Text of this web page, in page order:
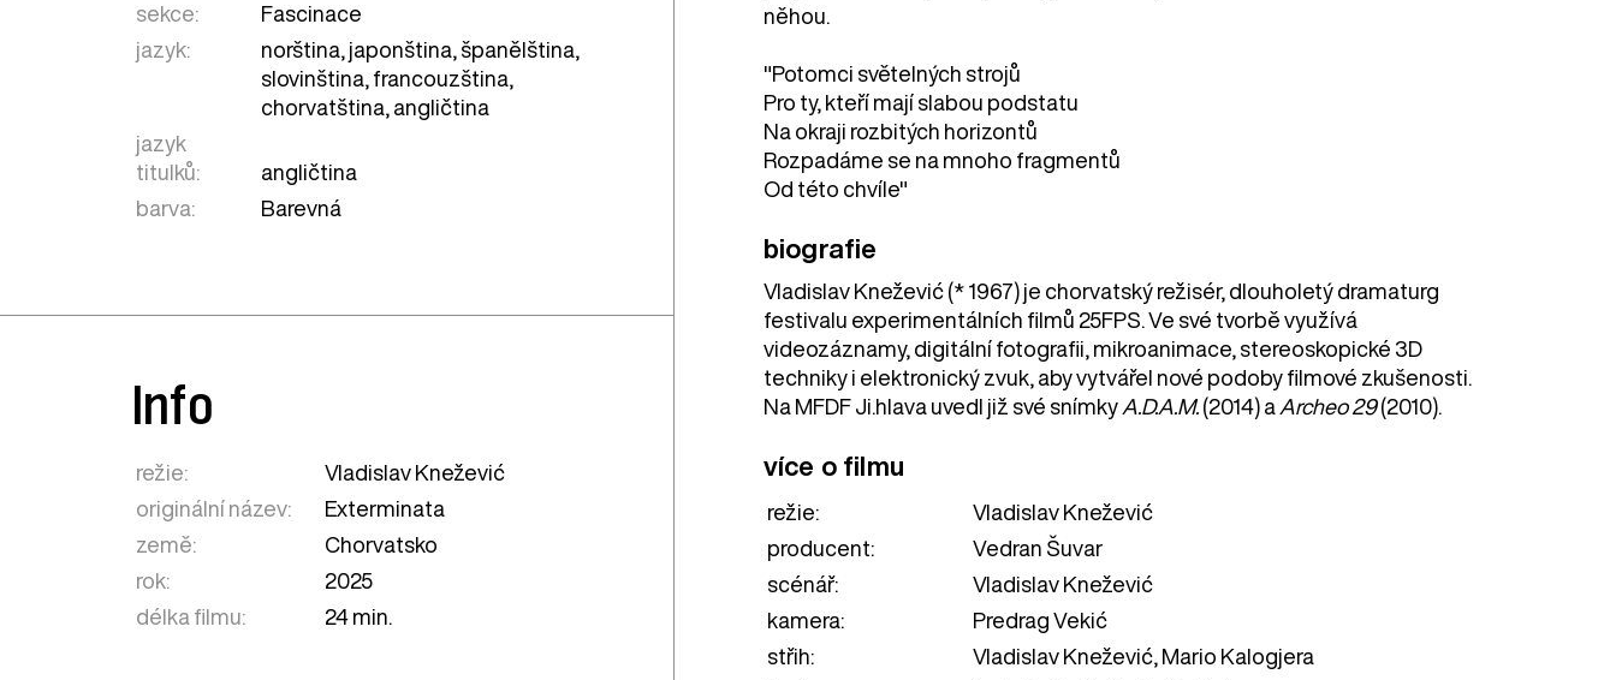
něhou.
"Potomci světelných strojů
Pro ty, kteří mají slabou podstatu
Na okraji rozbitých horizontů
Rozpadáme se na mnoho fragmentů
Od této chvíle"
biografie
Vladislav Knežević (* 1967) je chorvatský režisér, dlouholetý dramaturg
festivalu experimentálních filmů 25FPS. Ve své tvorbě využívá
videozáznamy, digitální fotografii, mikroanimace, stereoskopické 3D
techniky i elektronický zvuk, aby vytvářel nové podoby filmové zkušenosti.
Na MFDF Ji.hlava uvedl již své snímkyA.D.A.M.(2014) a Archeo 29(2010).
více o filmu
režie:
Vladislav Knežević
producent:
Vedran Šuvar
scénář:
Vladislav Knežević
kamera:
Predrag Vekić
střih:
Vladislav Knežević, Mario Kalogjera
sekce:
Fascinace
jazyk:
norština, japonština, španělština,
slovinština, francouzština,
chorvatština, angličtina
jazyk
titulků:
angličtina
barva:
Barevná
Info
režie:
Vladislav Knežević
originální název:
Exterminata
země:
Chorvatsko
rok:
2025
délka filmu:
24 min.